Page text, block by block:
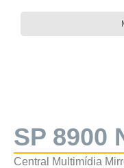
SP 8900
Central Multimídia